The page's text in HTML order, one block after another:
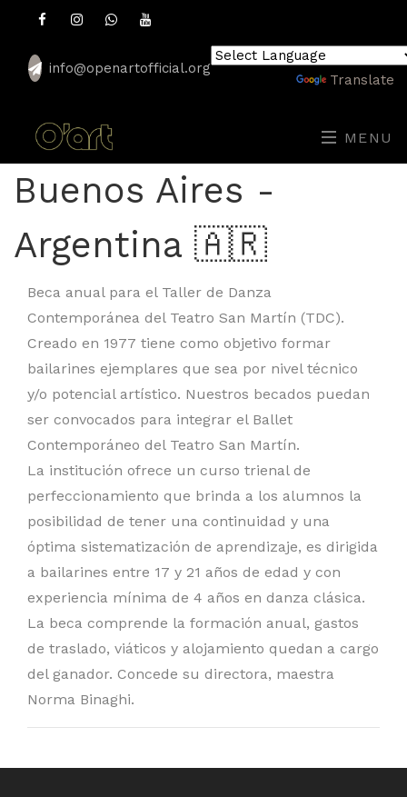
info@openartofficial.org
Translate
MENU
Buenos Aires -
Argentina 🇦🇷
Beca anual para el Taller de Danza
Contemporánea del Teatro San Martín (TDC).
Creado en 1977 tiene como objetivo formar
bailarines ejemplares que sea por nivel técnico
y/o potencial artístico. Nuestros becados puedan
ser convocados para integrar el Ballet
Contemporáneo del Teatro San Martín.
La institución ofrece un curso trienal de
perfeccionamiento que brinda a los alumnos la
posibilidad de tener una continuidad y una
óptima sistematización de aprendizaje, es dirigida
a bailarines entre 17 y 21 años de edad y con
experiencia mínima de 4 años en danza clásica.
La beca comprende la formación anual, gastos
de traslado, viáticos y alojamiento quedan a cargo
del ganador. Concede su directora, maestra
Norma Binaghi.